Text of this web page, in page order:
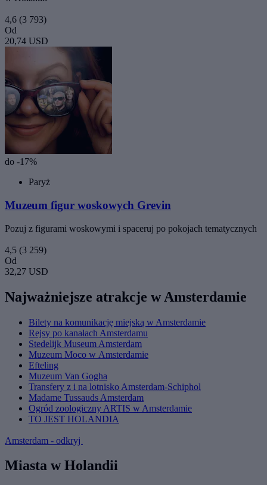
4,6 (3 793)
Od
20,74 USD
do -17%
Paryż
Muzeum figur woskowych Grevin
Pozuj z figurami woskowymi i spaceruj po pokojach tematycznych
4,5 (3 259)
Od
32,27 USD
Najważniejsze atrakcje w Amsterdamie
Bilety na komunikację miejską w Amsterdamie
Rejsy po kanałach Amsterdamu
Stedelijk Museum Amsterdam
Muzeum Moco w Amsterdamie
Efteling
Muzeum Van Gogha
Transfery z i na lotnisko Amsterdam-Schiphol
Madame Tussauds Amsterdam
Ogród zoologiczny ARTIS w Amsterdamie
TO JEST HOLANDIA
Amsterdam - odkryj
Miasta w Holandii